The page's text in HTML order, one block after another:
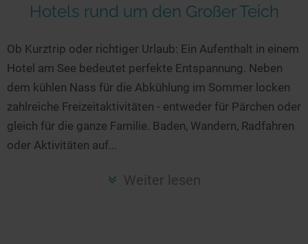
Frankreich
Niederlande
Schweden
Norwegen
alle Länder…
Hotels rund um den Großer Teich
Ob Kurztrip oder richtiger Urlaub: Ein Aufenthalt in einem
Hotel am See bedeutet perfekte Entspannung. Neben
dem kühlen Nass für die Abkühlung im Sommer locken
zahlreiche Freizeitaktivitäten - entweder für Pärchen oder
gleich für die ganze Familie. Baden, Wandern, Radfahren
oder Aktivitäten auf...
Weiter lesen